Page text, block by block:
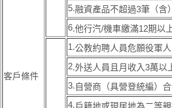
客戶條件
5.融資產品不超過3筆（含）
6.他行汽/機車繳滿12期以
1.公教約聘人員危願役軍人
2.外送人員且月收入3萬以
3.自營商（具營登統編）
4.戶籍地或現居地為二等